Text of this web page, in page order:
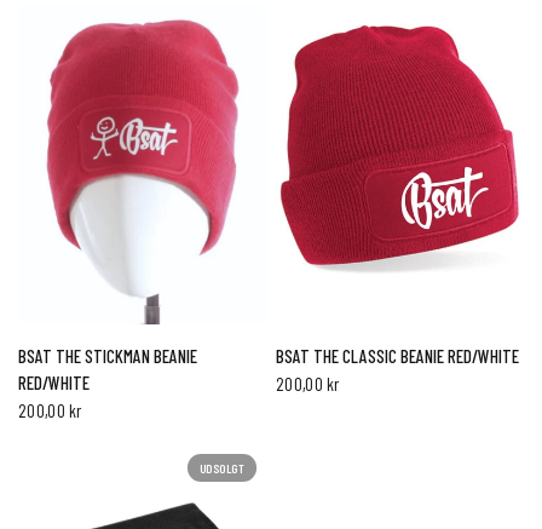
HURTIG VISNING
BSAT THE STICKMAN BEANIE
RED/WHITE
200,00 kr
HURTIG VISNING
BSAT THE CLASSIC BEANIE RED/WHITE
200,00 kr
UDSOLGT